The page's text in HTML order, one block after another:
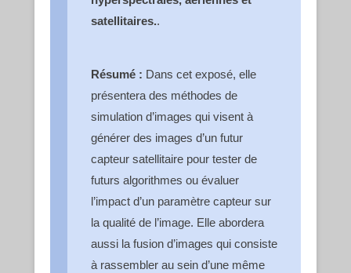
satellitaires..
Résumé : Dans cet exposé, elle
présentera des méthodes de
simulation d’images qui visent à
générer des images d’un futur
capteur satellitaire pour tester de
futurs algorithmes ou évaluer
l’impact d’un paramètre capteur sur
la qualité de l’image. Elle abordera
aussi la fusion d’images qui consiste
à rassembler au sein d’une même